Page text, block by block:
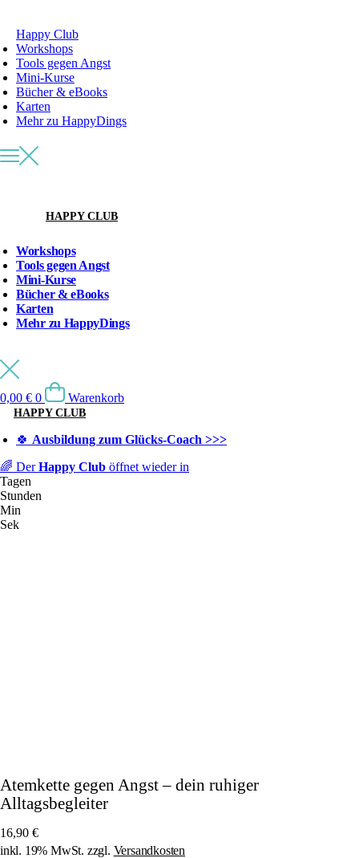
Happy Club
Workshops
Tools gegen Angst
Mini-Kurse
Bücher & eBooks
Karten
Mehr zu HappyDings
HAPPY CLUB
Workshops
Tools gegen Angst
Mini-Kurse
Bücher & eBooks
Karten
Mehr zu HappyDings
0,00 € 0 Warenkorb
HAPPY CLUB
🍀 Ausbildung zum Glücks-Coach >>>
🌈 DerHappy Club öffnet wieder in
Tagen
Stunden
Min
Sek
Atemkette gegen Angst – dein ruhiger
Alltagsbegleiter
16,90 €
inkl. 19% MwSt. zzgl. Versandkosten